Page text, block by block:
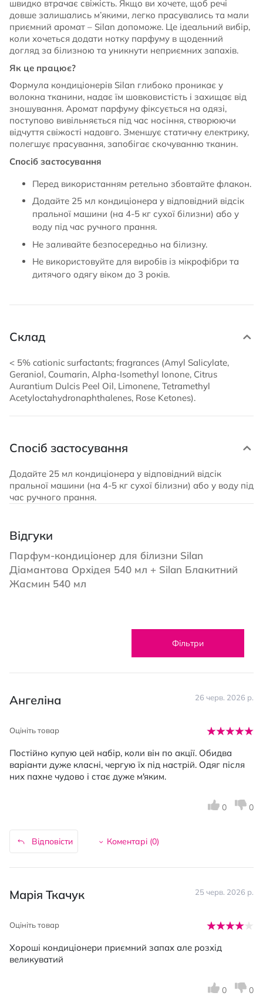
швидко втрачає свіжість. Якщо ви хочете, щоб речі
довше залишались м’якими, легко прасувались та мали
приємний аромат – Silan допоможе. Це ідеальний вибір,
коли хочеться додати нотку парфуму в щоденний
догляд за білизною та уникнути неприємних запахів.
Як це працює?
Формула кондиціонерів Silan глибоко проникає у
волокна тканини, надає їм шовковистість і захищає від
зношування. Аромат парфуму фіксується на одязі,
поступово вивільняється під час носіння, створюючи
відчуття свіжості надовго. Зменшує статичну електрику,
полегшує прасування, запобігає скочуванню тканин.
Спосіб застосування
Перед використанням ретельно збовтайте флакон.
Додайте 25 мл кондиціонера у відповідний відсік
пральної машини (на 4-5 кг сухої білизни) або у
воду під час ручного прання.
Не заливайте безпосередньо на білизну.
Не використовуйте для виробів із мікрофібри та
дитячого одягу віком до 3 років.
Склад
< 5% cationic surfactants; fragrances (Amyl Salicylate,
Geraniol, Coumarin, Alpha-Isomethyl Ionone, Citrus
Aurantium Dulcis Peel Oil, Limonene, Tetramethyl
Acetyloctahydronaphthalenes, Rose Ketones).
Спосіб застосування
Додайте 25 мл кондиціонера у відповідний відсік
пральної машини (на 4-5 кг сухої білизни) або у воду під
час ручного прання.
Відгуки
Парфум-кондиціонер для білизни Silan
Діамантова Орхідея 540 мл + Silan Блакитний
Жасмин 540 мл
Фільтри
Ангеліна 26 черв. 2026 р.
Оцініть товар
Постійно купую цей набір, коли він по акції. Обидва
варіанти дуже класні, чергую їх під настрій. Одяг після
них пахне чудово і стає дуже м'яким.
Відповісти Коментарі (0)
0 0
Марія Ткачук 25 черв. 2026 р.
Оцініть товар
Хороші кондиціонери приємний запах але розхід
великуватий
0 0